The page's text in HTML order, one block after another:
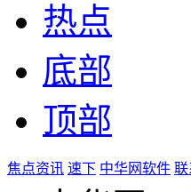
热点
底部
顶部
焦点资讯 速下 中华网软件 联